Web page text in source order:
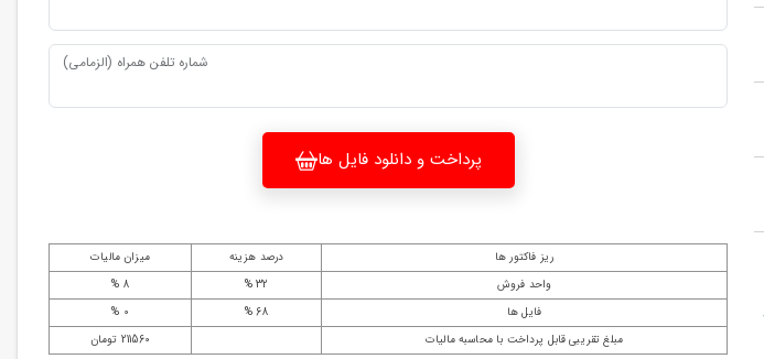
شماره تلفن همراه (الزمامی)
پرداخت و دانلود فایل ها
ریز فاکتور ها درصد هزینه
میزان مالیات
واحد فروش
32 %
8 %
فایل ها
68 %
0 %
مبلغ تقریبی قابل پرداخت با محاسبه مالیات
211560 تومان